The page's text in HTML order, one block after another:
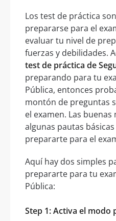
Los test de práctica
prepararse para el
evaluar tu nivel de
fuerzas y debilidades.
test de práctica de
preparando para tu
Pública, entonces
montón de preguntas
el examen. Las
algunas pautas
prepararte para el
Aquí hay dos simples
prepararte para tu
Pública:
Step 1: Activa el modo